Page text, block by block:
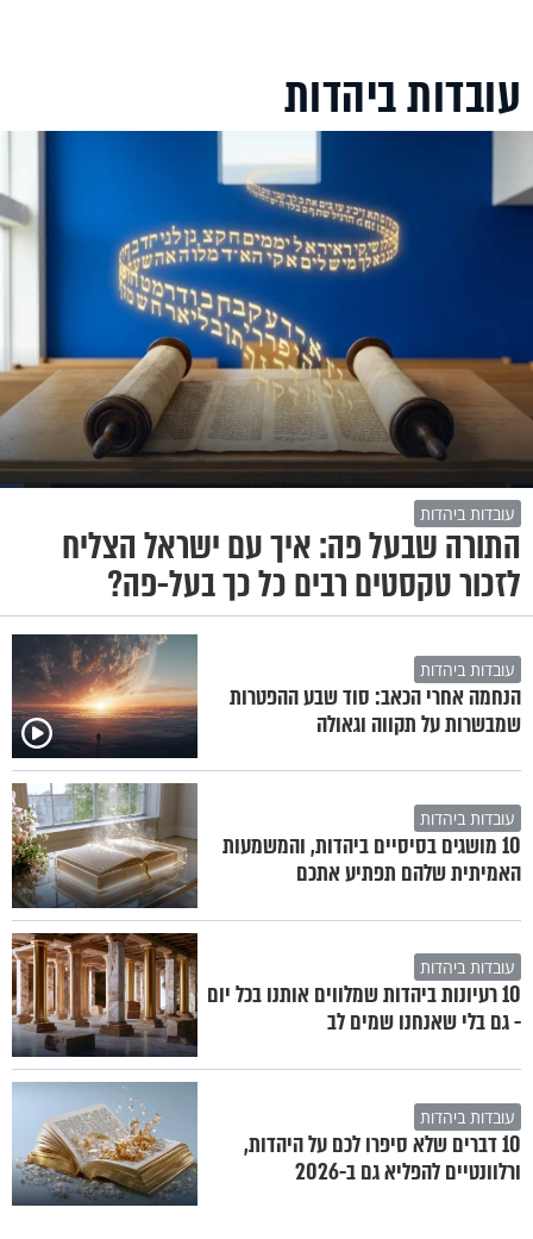
עובדות ביהדות
עובדות ביהדות
התורה שבעל פה: איך עם ישראל הצליח
לזכור טקסטים רבים כל כך בעל-פה?
עובדות ביהדות
הנחמה אחרי הכאב: סוד שבע ההפטרות
שמבשרות על תקווה וגאולה
עובדות ביהדות
10 מושגים בסיסיים ביהדות, והמשמעות
האמיתית שלהם תפתיע אתכם
עובדות ביהדות
10 רעיונות ביהדות שמלווים אותנו בכל יום
- גם בלי שאנחנו שמים לב
עובדות ביהדות
10 דברים שלא סיפרו לכם על היהדות,
ורלוונטיים להפליא גם ב-2026